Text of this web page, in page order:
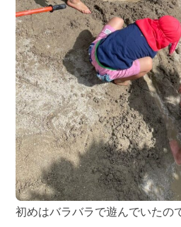
初めはバラバラで遊んでいたの